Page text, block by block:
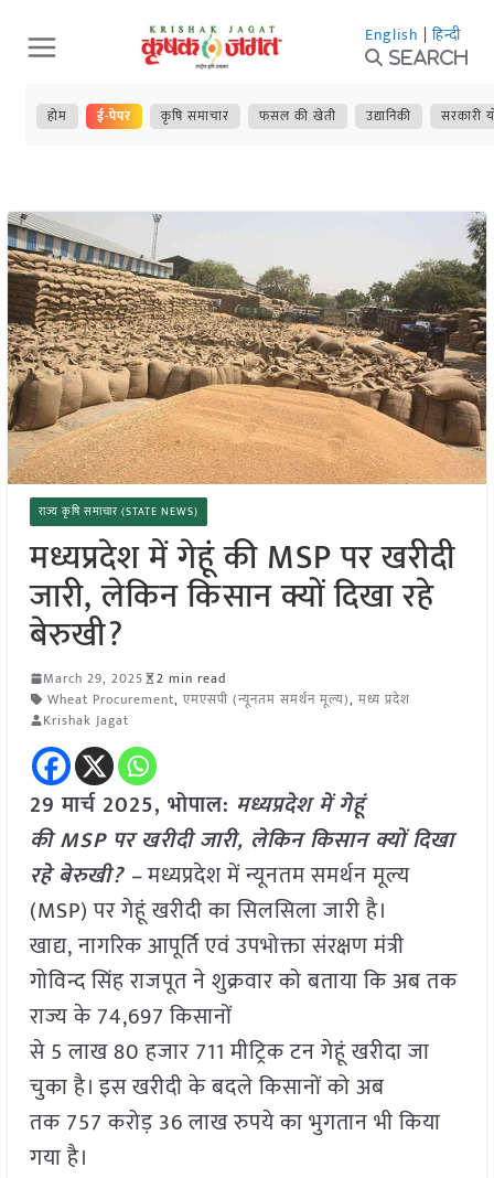
Skip
to
content
English | हिन्दी
Search
होम ई-पेपर कृषि समाचार फसल की खेती उद्यानिकी सरकारी
राज्य कृषि समाचार (STATE NEWS)
मध्यप्रदेश में गेहूं की MSP पर खरीदी
जारी, लेकिन किसान क्यों दिखा रहे
बेरुखी?
March 29, 2025
2 min read
Wheat Procurement, एमएसपी (न्यूनतम समर्थन मूल्य), मध्य प्रदेश
Krishak Jagat
29 मार्च 2025, भोपाल: मध्यप्रदेश में गेहूं
की MSP पर खरीदी जारी, लेकिन किसान क्यों दिखा
रहे बेरुखी? –मध्यप्रदेश में न्यूनतम समर्थन मूल्य
(MSP) पर गेहूं खरीदी का सिलसिला जारी है।
खाद्य, नागरिक आपूर्ति एवं उपभोक्ता संरक्षण मंत्री
गोविन्द सिंह राजपूत ने शुक्रवार को बताया कि अब तक
राज्य के 74,697 किसानों
से 5 लाख 80 हजार 711 मीट्रिक टन गेहूं खरीदा जा
चुका है। इस खरीदी के बदले किसानों को अब
तक 757 करोड़ 36 लाख रुपये का भुगतान भी किया
गया है।